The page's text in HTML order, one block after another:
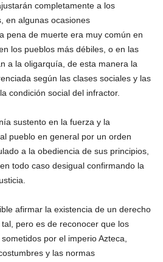
completamente a los
en algunas ocasiones
pena de muerte era muy común en
los pueblos más débiles, o en las
a la oligarquía, de esta manera la
según las clases sociales y las
condición social del infractor.
sustento en la fuerza y la
pueblo en general por un orden
a la obediencia de sus principios,
todo caso desigual confirmando la
afirmar la existencia de un derecho
pero es de reconocer que los
por el imperio Azteca,
y las normas